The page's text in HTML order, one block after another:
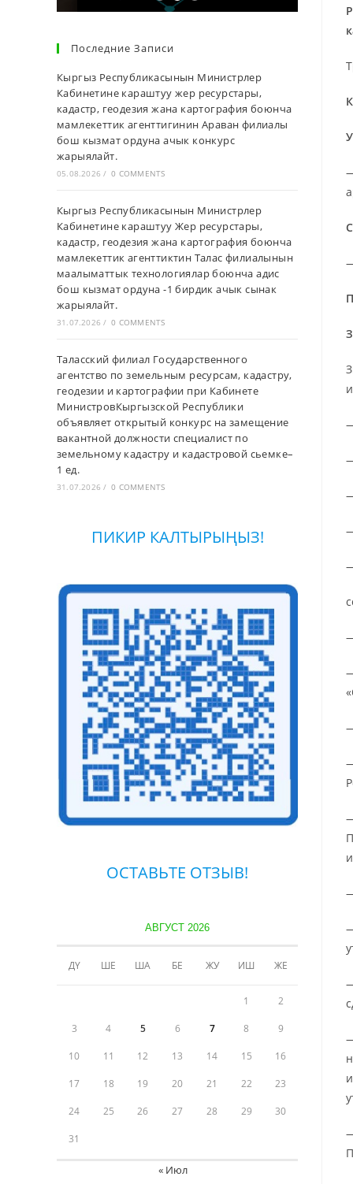
Последние Записи
Кыргыз Республикасынын Министрлер
Кабинетине караштуу жер ресурстары,
кадастр, геодезия жана картография боюнча
мамлекеттик агенттигинин Араван филиалы
бош кызмат ордуна ачык конкурс
жарыялайт.
05.08.2026 / 0 COMMENTS
Кыргыз Республикасынын Министрлер
Кабинетине караштуу Жер ресурстары,
кадастр, геодезия жана картография боюнча
мамлекеттик агенттиктин Талас филиалынын
маалыматтык технологиялар боюнча адис
бош кызмат ордуна -1 бирдик ачык сынак
жарыялайт.
31.07.2026 / 0 COMMENTS
Таласский филиал Государственного
агентство по земельным ресурсам, кадастру,
геодезии и картографии при Кабинете
МинистровКыргызской Республики
объявляет открытый конкурс на замещение
вакантной должности специалист по
земельному кадастру и кадастровой сьемке–
1 ед.
31.07.2026 / 0 COMMENTS
ПИКИР КАЛТЫРЫҢЫЗ!
ОСТАВЬТЕ ОТЗЫВ!
АВГУСТ 2026
ДҮ ШЕ ША БЕ ЖУ ИШ ЖЕ
1 2
3 4 5 6 7 8 9
10 11 12 13 14 15 16
17 18 19 20 21 22 23
24 25 26 27 28 29 30
31
« Июл